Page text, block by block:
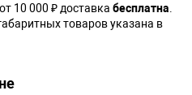
10 000 ₽ доставка бесплатна
товаров указана в